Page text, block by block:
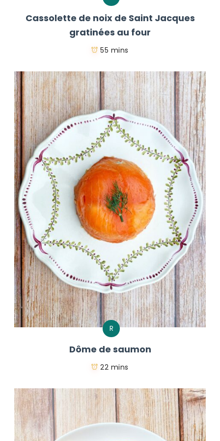
Cassolette de noix de Saint Jacques
gratinées au four
55 mins
R
Dôme de saumon
22 mins